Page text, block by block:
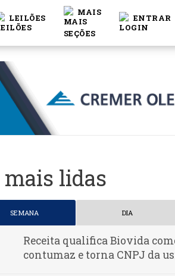
LEILÕES
MAIS
ENTRAR
mais lidas
SEMANA DIA
Receita qualifica Biovida
contumaz e torna CNPJ da